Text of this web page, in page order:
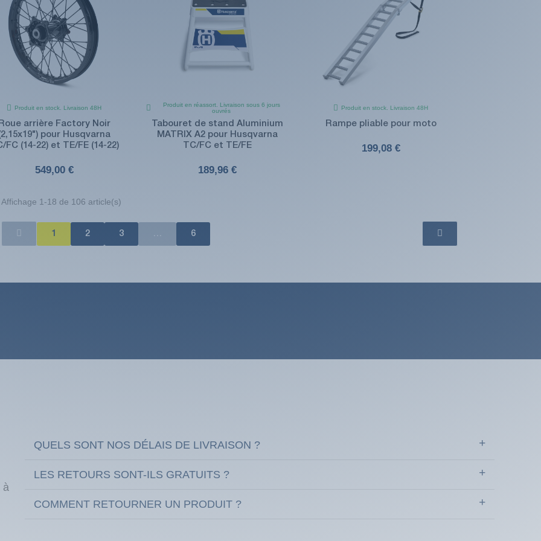
Produit en stock. Livraison 48H
arrière Factory Noir
pour Husqvarna
FC (14-22) et TE/FE (14-22)
549,00 €
Produit en réassort. Livraison sous 6 jours
ouvrés
Tabouret de stand Aluminium
MATRIX A2 pour Husqvarna
TC/FC et TE/FE
189,96 €
Produit en stock. Livraison 48H
Rampe pliable pour moto
199,08 €
Affichage 1-18 de 106 article(s)
1 2 3 … 6
à
QUELS SONT NOS DÉLAIS DE LIVRAISON ?
LES RETOURS SONT-ILS GRATUITS ?
COMMENT RETOURNER UN PRODUIT ?